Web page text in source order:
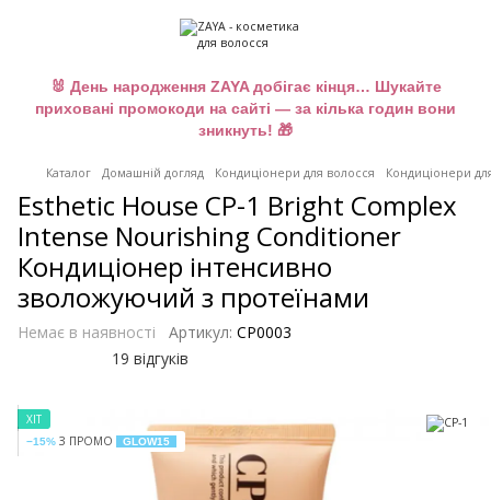
🐰 День народження ZAYA добігає кінця… Шукайте
приховані промокоди на сайті — за кілька годин вони
зникнуть! 🎁
Каталог Домашній догляд Кондиціонери для волосся Кондиціонери
Esthetic House CP-1 Bright Complex
Intense Nourishing Conditioner
Кондиціонер інтенсивно
зволожуючий з протеїнами
Немає в наявності Артикул: CP0003
19 відгуків
ХІТ
−15% З ПРОМО GLOW15